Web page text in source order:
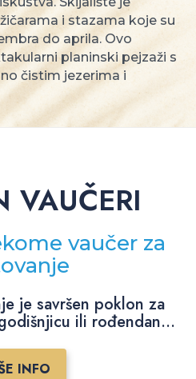
i stazama koje su
do aprila. Ovo
planinski pejzaži s
čistim jezerima i
VAUČERI
vaučer za
je savršen poklon za
ili rođendan...
INFO